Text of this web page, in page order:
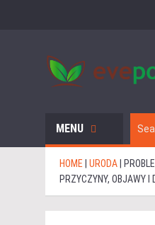
MENU
HOME | URODA|
PRZYCZYNY, OBJAWY I